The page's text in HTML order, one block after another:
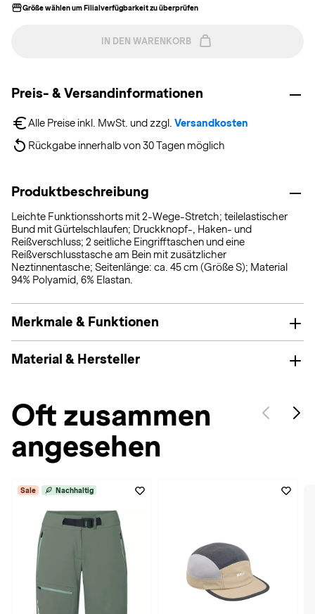
Größe wählen um Filialverfügbarkeit zu überprüfen
IN DEN WARENKORB
Preis- & Versandinformationen
Alle Preise inkl. MwSt. und zzgl. Versandkosten
Rückgabe innerhalb von 30 Tagen möglich
Produktbeschreibung
Leichte Funktionsshorts mit 2-Wege-Stretch; teilelastischer
Bund mit Gürtelschlaufen; Druckknopf-, Haken- und
Reißverschluss; 2 seitliche Eingrifftaschen und eine
Reißverschlusstasche am Bein mit zusätzlicher
Neztinnentasche; Seitenlänge: ca. 45 cm (Größe S); Material
94% Polyamid, 6% Elastan.
Merkmale & Funktionen
Material & Hersteller
Oft zusammen
angesehen
Sale Nachhaltig